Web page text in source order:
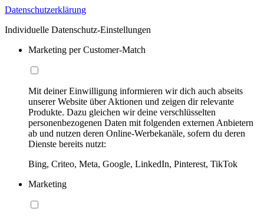
Datenschutzerklärung
Individuelle Datenschutz-Einstellungen
Marketing per Customer-Match
Mit deiner Einwilligung informieren wir dich auch abseits
unserer Website über Aktionen und zeigen dir relevante
Produkte. Dazu gleichen wir deine verschlüsselten
personenbezogenen Daten mit folgenden externen Anbietern
ab und nutzen deren Online-Werbekanäle, sofern du deren
Dienste bereits nutzt:
Bing, Criteo, Meta, Google, LinkedIn, Pinterest, TikTok
Marketing